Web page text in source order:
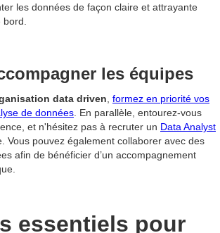
les données de façon claire et attrayante
les équipes
data driven formez en priorité vos
de données . En parallèle, entourez-vous
et n'hésitez pas à recruter un Data Analyst
Vous pouvez également collaborer avec des
afin de bénéficier d’un accompagnement
essentiels pour